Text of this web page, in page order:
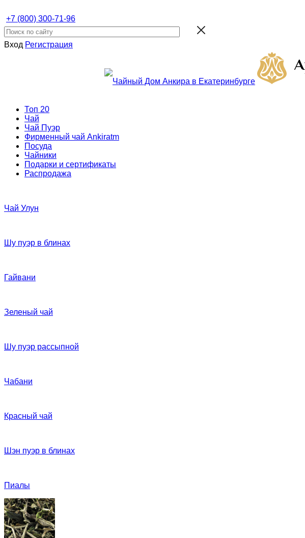
+7 (800) 300-71-96
Вход Регистрация
Топ 20
Чай
Чай Пуэр
Фирменный чай Ankiratm
Посуда
Чайники
Подарки и сертификаты
Распродажа
Чай Улун
Шу пуэр в блинах
Гайвани
Зеленый чай
Шу пуэр рассыпной
Чабани
Красный чай
Шэн пуэр в блинах
Пиалы